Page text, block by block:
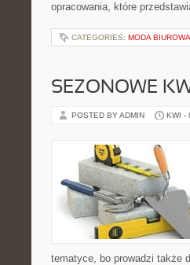
opracowania, które
CATEGORIES: MODA BIUROWA
SEZONOWE
POSTED BY ADMIN KWI -
tematyce, bo prowadzi także